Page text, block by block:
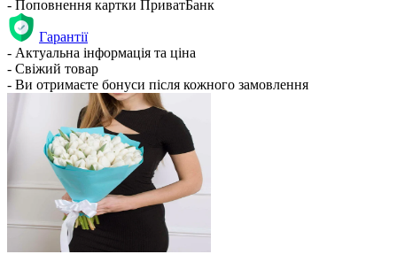
- Поповнення картки ПриватБанк
Гарантії
- Актуальна інформація та ціна
- Свіжий товар
- Ви отримаєте бонуси після кожного замовлення